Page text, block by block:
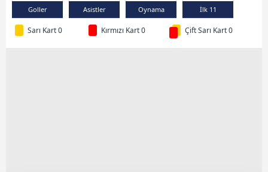
Goller Asistler Oynama İlk 11
Sarı Kart 0 Kırmızı Kart 0 Çift Sarı Kart 0